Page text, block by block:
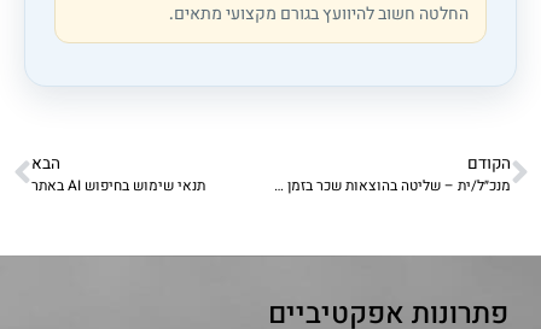
החלטה חשוב להיוועץ בגורם מקצועי מתאים.
הקודם
מנכ״ל/ית – שליטה בהוצאות שכר בזמן חירום (קריטי עכשיו)
הבא
תנאי שימוש בחיפוש AI באתר
פתרונות אפקטיביים